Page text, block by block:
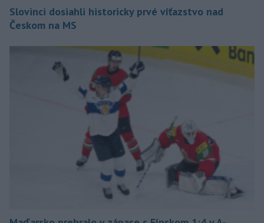
Slovinci dosiahli historicky prvé víťazstvo nad
Českom na MS